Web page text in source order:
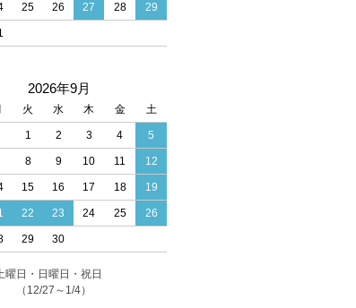
25 26 27 28 29
2026年9月
火 水 木 金 土
1 2 3 4 5
8 9 10 11 12
15 16 17 18 19
22 23 24 25 26
29 30
曜日・日曜日・祝日
27～1/4）